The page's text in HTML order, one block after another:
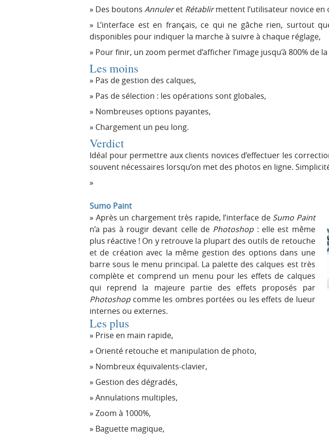
Des boutons Annuleret Rétablirmettent l’utilisateur novice en
L’interface est en français, ce qui ne gâche rien, surtout
disponibles pour indiquer la marche à suivre à chaque réglage,
Pour finir, un zoom permet d’afficher l’image jusqu’à 800% de
Les moins
Pas de gestion des calques,
Pas de sélection : les opérations sont globales,
Nombreuses options payantes,
Chargement un peu long.
Verdict
Idéal pour permettre aux clients novices d’effectuer les
souvent nécessaires lorsqu’on met des photos en ligne.
Sumo Paint
Après un chargement très rapide, l’interface de Sumo Paint
n’a pas à rougir devant celle de Photoshop: elle est même
plus réactive ! On y retrouve la plupart des outils de retouche
et de création avec la même gestion des options dans une
barre sous le menu principal. La palette des calques est très
complète et comprend un menu pour les effets de calques
qui reprend la majeure partie des effets proposés par
Photoshopcomme les ombres portées ou les effets de lueur
internes ou externes.
Les plus
Prise en main rapide,
Orienté retouche et manipulation de photo,
Nombreux équivalents-clavier,
Gestion des dégradés,
Annulations multiples,
Zoom à 1000%,
Baguette magique,